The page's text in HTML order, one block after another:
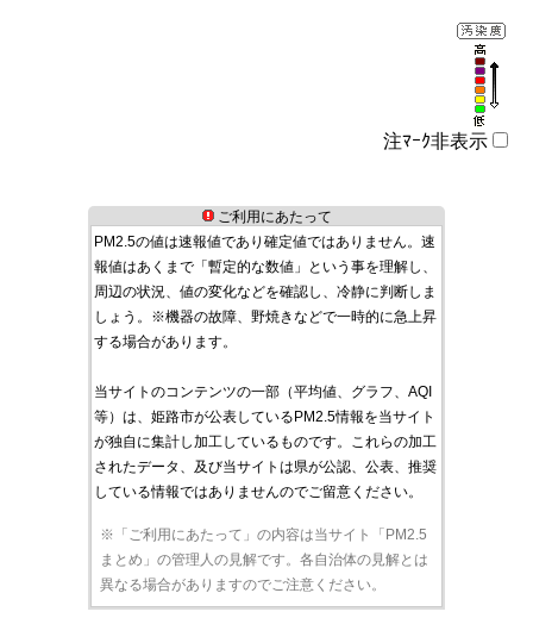
注ﾏｰｸ非表示
ご利用にあたって
PM2.5の値は速報値であり確定値ではありません。速
報値はあくまで「暫定的な数値」という事を理解し、
周辺の状況、値の変化などを確認し、冷静に判断しま
しょう。※機器の故障、野焼きなどで一時的に急上昇
する場合があります。
当サイトのコンテンツの一部（平均値、グラフ、AQI
等）は、姫路市が公表しているPM2.5情報を当サイト
が独自に集計し加工しているものです。これらの加工
されたデータ、及び当サイトは県が公認、公表、推奨
している情報ではありませんのでご留意ください。
※「ご利用にあたって」の内容は当サイト「PM2.5
まとめ」の管理人の見解です。各自治体の見解とは
異なる場合がありますのでご注意ください。